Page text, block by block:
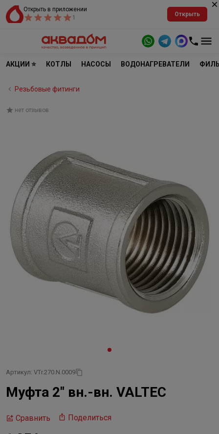
Открыть в приложении
1
Открыть
АКЦИИ ⭐ КОТЛЫ НАСОСЫ ВОДОНАГРЕВАТЕЛИ
Резьбовые фитинги
нет отзывов
Артикул: VTr.270.N.0009
Муфта 2" вн.-вн. VALTEC
Сравнить Поделиться